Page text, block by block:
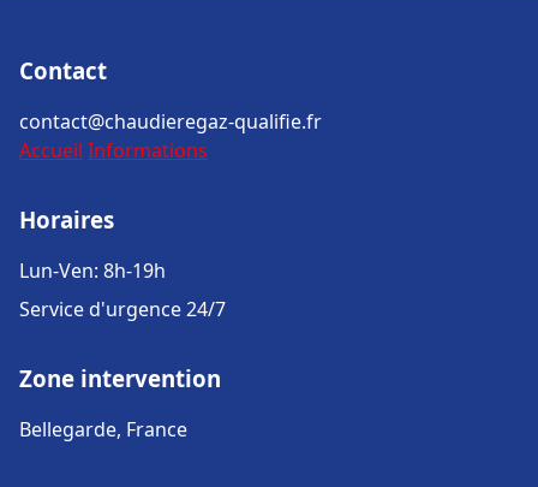
Contact
contact@chaudieregaz-qualifie.fr
Accueil Informations
Horaires
Lun-Ven: 8h-19h
Service d'urgence 24/7
Zone intervention
Bellegarde, France